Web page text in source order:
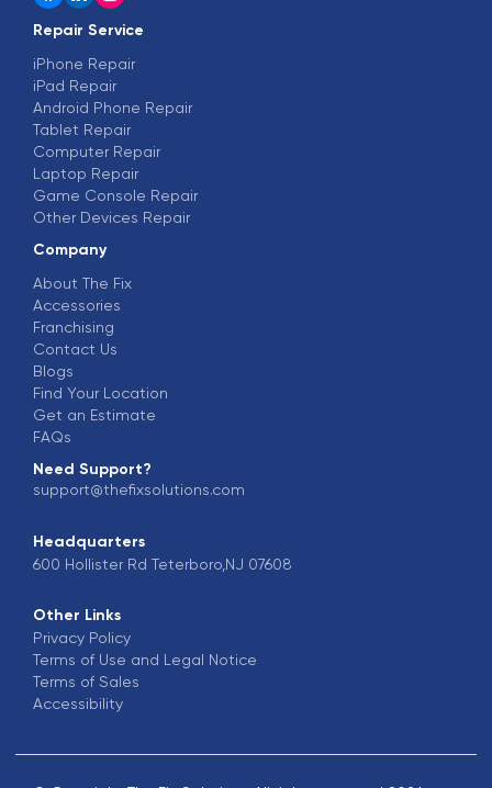
Repair Service
iPhone Repair
iPad Repair
Android Phone Repair
Tablet Repair
Computer Repair
Laptop Repair
Game Console Repair
Other Devices Repair
Company
About The Fix
Accessories
Franchising
Contact Us
Blogs
Find Your Location
Get an Estimate
FAQs
Need Support?
support@thefixsolutions.com
Headquarters
600 Hollister Rd Teterboro,NJ 07608
Other Links
Privacy Policy
Terms of Use and Legal Notice
Terms of Sales
Accessibility